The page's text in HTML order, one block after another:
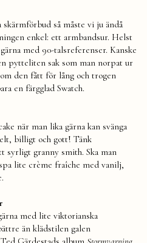
så måste vi ju ändå
enkel: ett armbandsur. Helst
med 90-talsreferenser. Kanske
pytteliten sak som man norpat ur
den fått för lång och trogen
en färgglad Swatch.
när man lika gärna kan svänga
billigt och gott! Tänk
syrligt granny smith. Ska man
lite crème fraîche med vanilj,
med lite viktorianska
än klädstilen galen